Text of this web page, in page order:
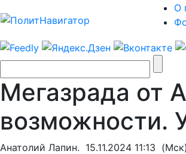
О
Мегазрада от
возможности.
Анатолий Лапин. 15.11.2024 11:13